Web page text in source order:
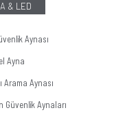
& LED
Aynası
Ayna
Arama Aynası
Güvenlik Aynaları